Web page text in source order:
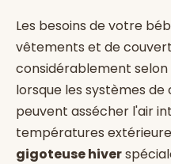
Les besoins de votre
vêtements et de
considérablement selon
lorsque les systèmes
peuvent assécher l'air
températures
gigoteuse hiver